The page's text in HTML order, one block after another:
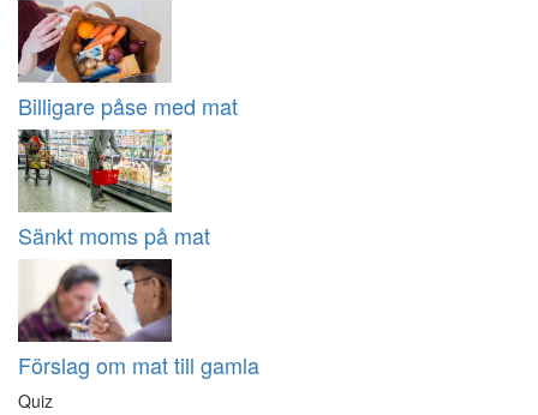
Billigare påse med mat
Sänkt moms på mat
Förslag om mat till gamla
Quiz